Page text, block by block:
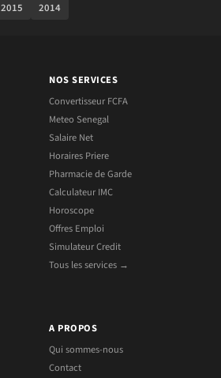
2015 2014
NOS SERVICES
Convertisseur FCFA
Meteo Senegal
Salaire Net
Horaires Priere
Pharmacie de Garde
Calculateur IMC
Horoscope
Offres Emploi
Simulateur Credit
Tous les services →
A PROPOS
Qui sommes-nous
Contact